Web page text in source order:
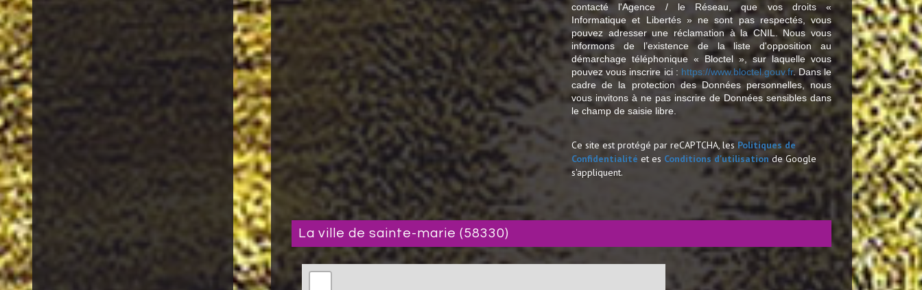
contacté l'Agence / le Réseau, que vos droits «
Informatique et Libertés » ne sont pas respectés, vous
pouvez adresser une réclamation à la CNIL. Nous vous
informons de l’existence de la liste d'opposition au
démarchage téléphonique « Bloctel », sur laquelle vous
pouvez vous inscrire ici : https://www.bloctel.gouv.fr. Dans le
cadre de la protection des Données personnelles, nous
vous invitons à ne pas inscrire de Données sensibles dans
le champ de saisie libre.
Ce site est protégé par reCAPTCHA, les Politiques de
Confidentialité et es Conditions d'utilisationde Google
s'appliquent.
la ville de sainte-marie (58330)